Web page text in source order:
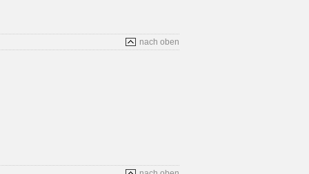
nach oben